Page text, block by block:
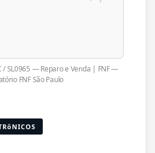
/ SL0965 — Reparo e Venda | FNF —
FNF São Paulo